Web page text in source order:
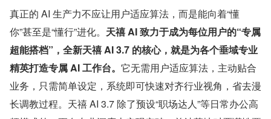
真正的 AI 生产力不应让用户适应算法，而是能向着“懂
你”甚至是“懂行”进化。 天禧 AI 致力于成为每位用户的“专属
超能搭档”，全新天禧 AI 3.7 的核心，就是为各个垂域专业
精英打造专属 AI 工作台。 它无需用户适应算法，主动贴合
业务，只需简单设定，系统即可快速对齐行业视角，省去漫
长调教过程。天禧 AI 3.7 除了预设“职场达人”等日常办公高